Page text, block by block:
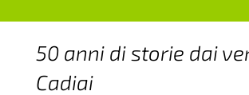
50 anni di storie dai
Cadiai